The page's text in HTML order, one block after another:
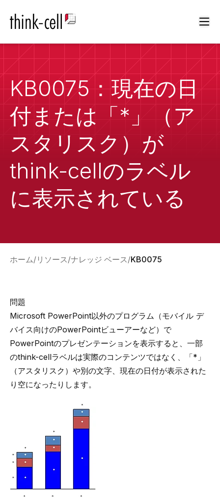
KB0075：現在の日
付または「*」（ア
スタリスク）が
think-cellのラベル
に表示されている
ホーム リソース ナレッジ ベース KB0075
問題
Microsoft PowerPoint以外のプログラム（モバイル デ
バイス向けのPowerPointビューアーなど）で
PowerPointのプレゼンテーションを表示すると、一部
のthink-cellラベルは実際のコンテンツではなく、「*」
（アスタリスク）や別の文字、現在の日付が表示された
り空になったりします。